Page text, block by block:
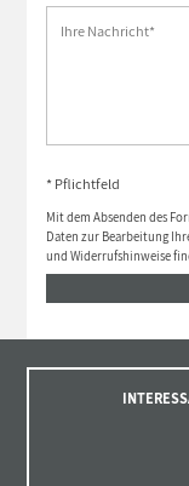
* Pflichtfeld
Mit dem Absenden des
Daten zur Bearbeitung
und Widerrufshinweise